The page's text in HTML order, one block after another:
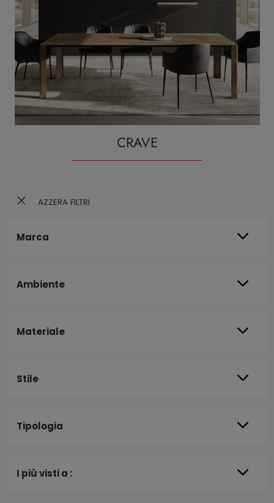
AZZERA FILTRI
Marca
Ambiente
Materiale
Stile
Tipologia
I più visti a :
CRAVE